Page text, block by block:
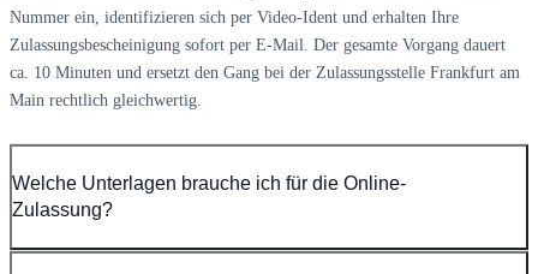
Nummer ein, identifizieren sich per Video-Ident und erhalten Ihre
Zulassungsbescheinigung sofort per E-Mail. Der gesamte Vorgang dauert
ca. 10 Minuten und ersetzt den Gang bei der Zulassungsstelle Frankfurt am
Main rechtlich gleichwertig.
Welche Unterlagen brauche ich für die Online-
Zulassung?